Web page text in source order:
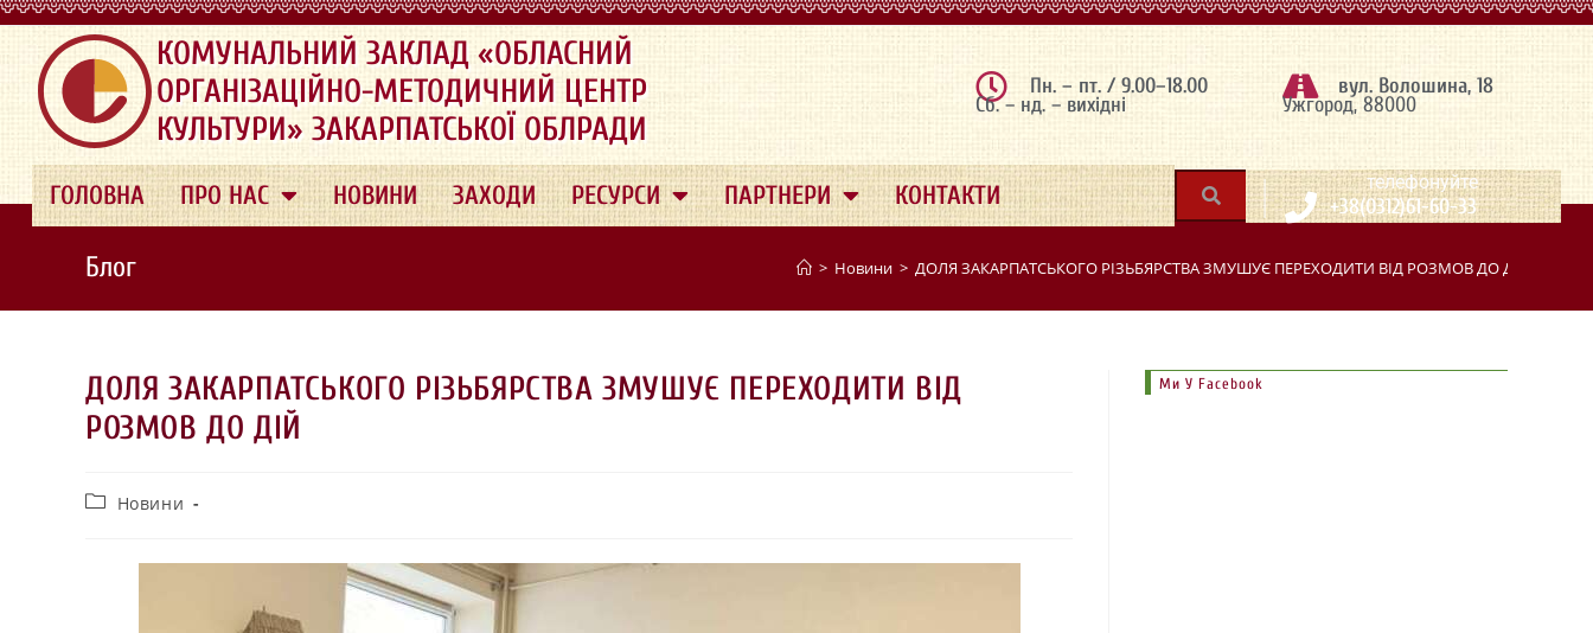
.
КОМУНАЛЬНИЙ ЗАКЛАД «ОБЛАСНИЙ
ОРГАНІЗАЦІЙНО-МЕТОДИЧНИЙ ЦЕНТР
КУЛЬТУРИ» ЗАКАРПАТСЬКОЇ ОБЛРАДИ
Пн. – пт. / 9.00–18.00
Сб. – нд. – вихідні
вул. Волошина, 18
Ужгород, 88000
ГОЛОВНА ПРО НАС НОВИНИ ЗАХОДИ РЕСУРСИ ПАРТНЕРИ КОНТАКТИ | телефонуйте
+38(0312)61-60-33
Блог > Новини > ДОЛЯ ЗАКАРПАТСЬКОГО РІЗЬБЯРСТВА ЗМУШУЄ ПЕРЕХОДИТИ ВІД РОЗМОВ ДО ДІЙ
ДОЛЯ ЗАКАРПАТСЬКОГО РІЗЬБЯРСТВА ЗМУШУЄ ПЕРЕХОДИТИ ВІД
РОЗМОВ ДО ДІЙ
Новини
Ми У Facebook